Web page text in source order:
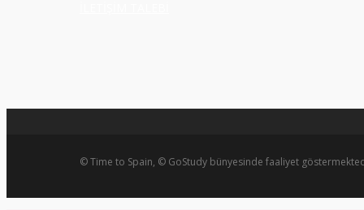
© Time to Spain, © GoStudy bünyesinde faaliyet